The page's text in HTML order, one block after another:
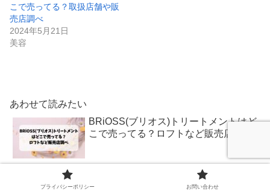
こで売ってる？取扱店舗や販
売店調べ
2024年5月21日
美容
あわせて読みたい
BRiOSS(ブリオス)トリートメントはど
こで売ってる？ロフトなど販売店調べ
ヘアアクセルレーターEXが売ってる場
所は？ドンキやドラッグストアなどの
プライバシーポリシー お問い合わせ